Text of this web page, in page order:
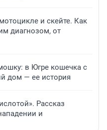
и скейте. Как
диагнозом, от
в Югре кошечка с
дом — ее история
Рассказ
и